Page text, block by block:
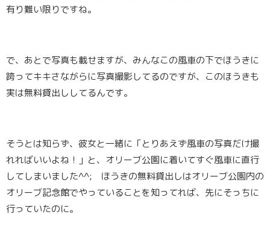
有り難い限りですね。
で、あとで写真も載せますが、みんなこの風車の下でほうきに
跨ってキキさながらに写真撮影してるのですが、 このほうきも
実は無料貸出し してるんです。
そうとは知らず、彼女と一緒に「とりあえず風車の写真だけ撮
れればいいよね！」と、オリーブ公園に着いてすぐ風車に直行
してしまいました^^; ほうきの無料貸出しはオリーブ公園内の
オリーブ記念館でやっていることを知ってれば、先にそっちに
行っていたのに。